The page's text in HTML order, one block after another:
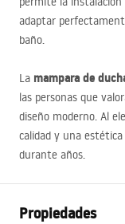
adaptar
baño.
La mampara de
las personas que
diseño moderno. Al
calidad y una
durante años.
Propiedades